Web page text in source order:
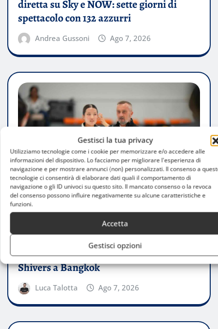
Gestisci la tua privacy
Utilizziamo tecnologie come i cookie per memorizzare e/o accedere alle
informazioni del dispositivo. Lo facciamo per migliorare l'esperienza di
navigazione e per mostrare annunci (non) personalizzati. Il consenso a
tecnologie ci consentirà di elaborare dati quali il comportamento di
navigazione o gli ID univoci su questo sito. Il mancato consenso o la revoca
del consenso possono influire negativamente su alcune caratteristiche e
funzioni.
Accetta
Gestisci opzioni
diretta su Sky e NOW: sette giorni di
spettacolo con 132 azzurri
Andrea Gussoni Ago 7, 2026
Synchro9 guarda alle Olimpiadi: Andrea
Gilardi porta l’esperienza delle Hot
Shivers a Bangkok
Luca Talotta Ago 7, 2026